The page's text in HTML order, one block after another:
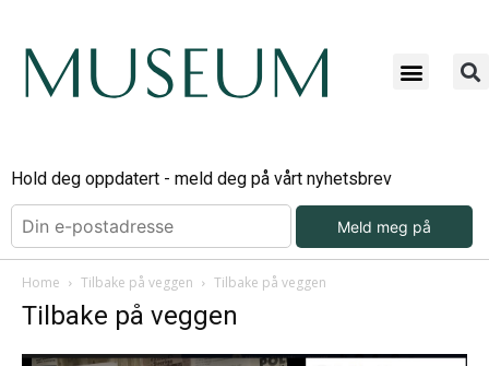
Hold deg oppdatert - meld deg på vårt nyhetsbrev
Meld meg på
Home Tilbake på veggen Tilbake på veggen
Tilbake på veggen